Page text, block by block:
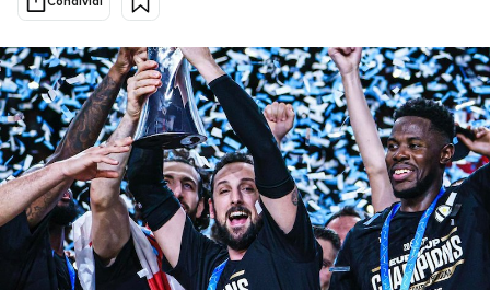
Economia
Sport
Altrecose
Mondiali calcio 2026
PODCAST
NEWSLETTER